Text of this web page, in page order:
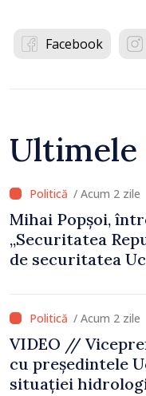
Facebook
/ Acum 2 zile
Mihai Popșoi,
„Securitatea
de securitatea
/ Acum 2 zile
VIDEO //
cu președintele
situației